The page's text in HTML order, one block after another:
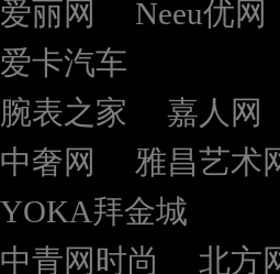
爱丽网
Neeu优网
爱卡汽车
腕表之家
嘉人网
中奢网
雅昌艺术
YOKA拜金城
中青网时尚
北方